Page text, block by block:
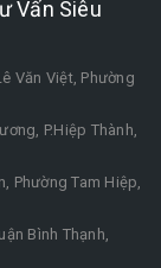
Vấn Siêu
Văn Việt, Phường
P.Hiệp Thành,
Phường Tam Hiệp,
Bình Thạnh,